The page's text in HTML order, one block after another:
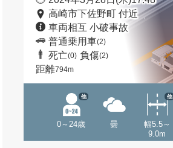
高崎市下佐野町 付近
車両相互 小破事故
普通乗用車(2)
死亡(0) 負傷(2)
距離794m
0～24歳
他
曇
幅5.5～
9.0m
他